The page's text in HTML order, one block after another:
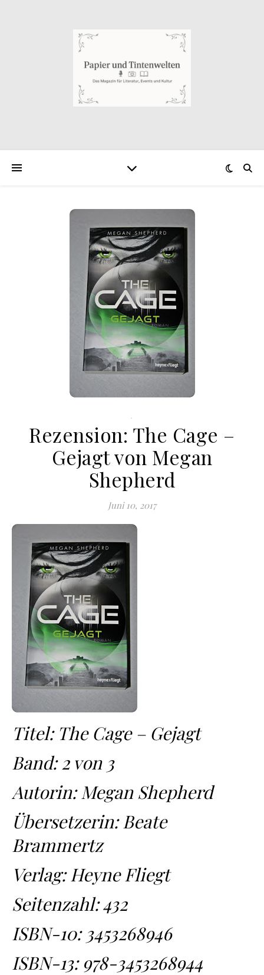
.
Rezension: The Cage –
Gejagt von Megan
Shepherd
Juni 10, 2017
Titel: The Cage – Gejagt
Band: 2 von 3
Autorin: Megan Shepherd
Übersetzerin: Beate
Brammertz
Verlag: Heyne Fliegt
Seitenzahl: 432
ISBN-10: 3453268946
ISBN-13: 978-3453268944